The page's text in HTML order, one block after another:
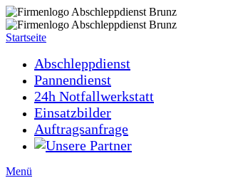
Startseite
Abschleppdienst
Pannendienst
24h Notfallwerkstatt
Einsatzbilder
Auftragsanfrage
Menü